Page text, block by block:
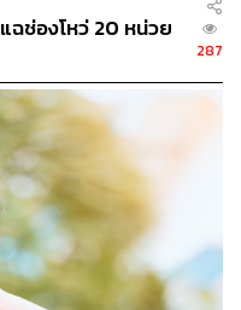
แฉช่องโหว่ 20 หน่วย
287